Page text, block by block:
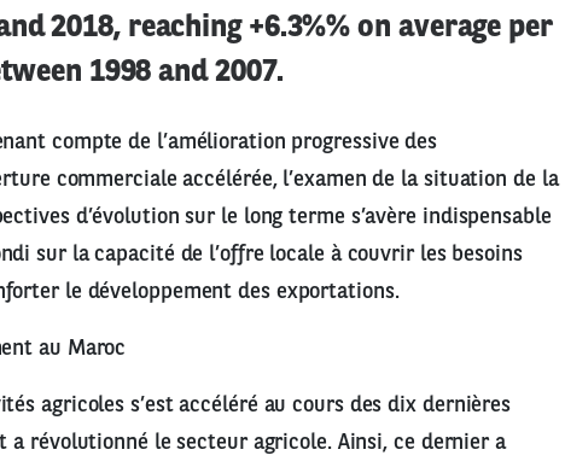
2018, reaching +6.3%% on average per
1998 and 2007.
compte de l’amélioration progressive des
commerciale accélérée, l’examen de la situation de la
d’évolution sur le long terme s’avère indispensable
sur la capacité de l’offre locale à couvrir les besoins
le développement des exportations.
au Maroc
agricoles s’est accéléré au cours des dix dernières
a révolutionné le secteur agricole. Ainsi, ce dernier a